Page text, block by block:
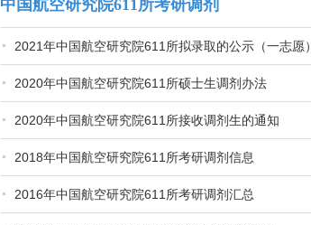
中国航空研究院611所考研调剂
2021年中国航空研究院611所拟录取的公示（一志愿）
2020年中国航空研究院611所硕士生调剂办法
2020年中国航空研究院611所接收调剂生的通知
2018年中国航空研究院611所考研调剂信息
2016年中国航空研究院611所考研调剂汇总